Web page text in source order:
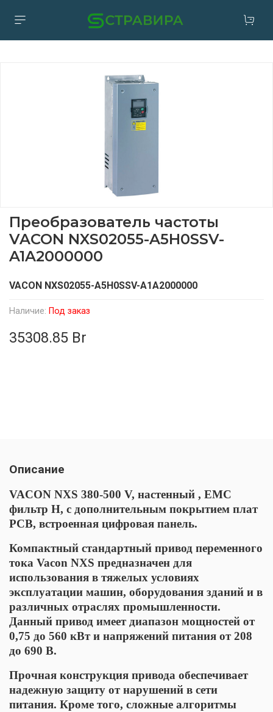
Наличие: Под заказ
Преобразователь частоты
VACON NXS02055-A5H0SSV-
A1A2000000
35308.85 Br
VACON NXS02055-A5H0SSV-A1A2000000
Описание
VACON NXS 380-500 V, настенный , EMC
фильтр H, с дополнительным покрытием плат
PCB, встроенная цифровая панель.
Компактный стандартный привод переменного
тока Vacon NXS предназначен для
использования в тяжелых условиях
эксплуатации машин, оборудования зданий и в
различных отраслях промышленности.
Данный привод имеет диапазон мощностей от
0,75 до 560 кВт и напряжений питания от 208
до 690 В.
Прочная конструкция привода обеспечивает
надежную защиту от нарушений в сети
питания. Кроме того, сложные алгоритмы